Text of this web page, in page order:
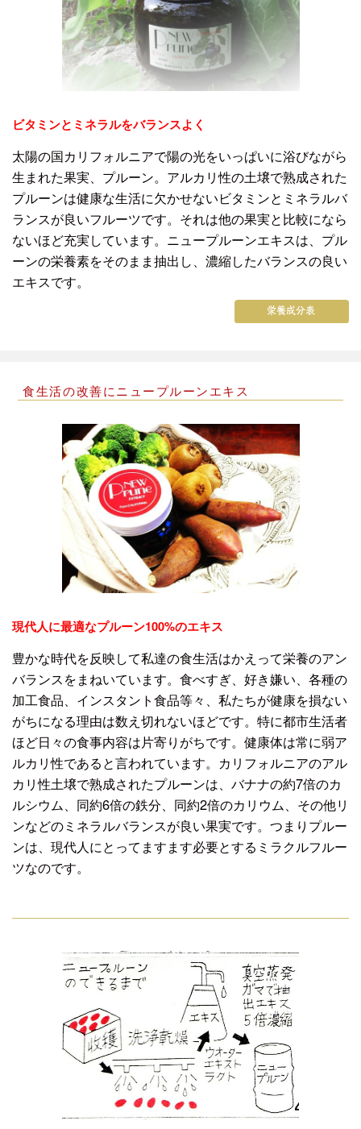
ビタミンとミネラルをバランスよく
太陽の国カリフォルニアで陽の光をいっぱいに浴びながら
生まれた果実、プルーン。アルカリ性の土壌で熟成された
プルーンは健康な生活に欠かせないビタミンとミネラルバ
ランスが良いフルーツです。それは他の果実と比較になら
ないほど充実しています。ニュープルーンエキスは、プル
ーンの栄養素をそのまま抽出し、濃縮したバランスの良い
エキスです。
食生活の改善にニュープルーンエキス
現代人に最適なプルーン100%のエキス
豊かな時代を反映して私達の食生活はかえって栄養のアン
バランスをまねいています。食べすぎ、好き嫌い、各種の
加工食品、インスタント食品等々、私たちが健康を損ない
がちになる理由は数え切れないほどです。特に都市生活者
ほど日々の食事内容は片寄りがちです。健康体は常に弱ア
ルカリ性であると言われています。カリフォルニアのアル
カリ性土壌で熟成されたプルーンは、バナナの約7倍のカ
ルシウム、同約6倍の鉄分、同約2倍のカリウム、その他リ
ンなどのミネラルバランスが良い果実です。つまりプルー
ンは、現代人にとってますます必要とするミラクルフルー
ツなのです。